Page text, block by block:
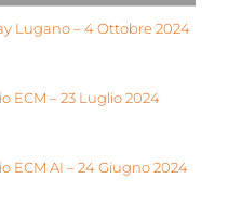
Lugano – 4 Ottobre 2024
ECM – 23 Luglio 2024
ECM AI – 24 Giugno 2024